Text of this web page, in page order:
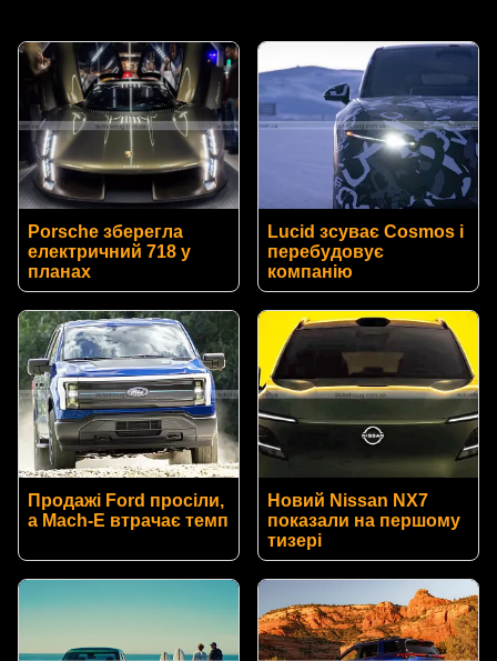
Porsche зберегла
електричний 718 у
планах
Lucid зсуває Cosmos і
перебудовує
компанію
Продажі Ford просіли,
а Mach-E втрачає темп
Новий Nissan NX7
показали на першому
тизері